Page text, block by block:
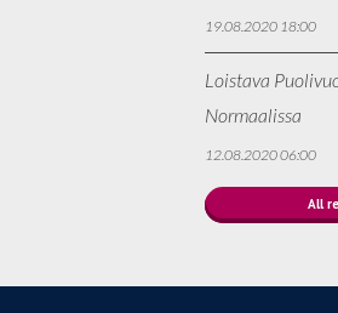
19.08.2020 18:00
Loistava
Normaalissa
12.08.2020 06:00
All